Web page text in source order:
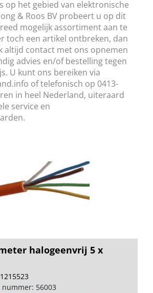
op het gebied van elektronische
& Roos BV probeert u op dit
mogelijk assortiment aan te
toch een artikel ontbreken, dan
altijd contact met ons opnemen
advies en/of bestelling tegen
U kunt ons bereiken via
of telefonisch op 0413-
in heel Nederland, uiteraard
service en
halogeenvrij 5 x
56003